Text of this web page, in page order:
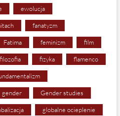
ewolucja
fanatyzm
Fatima feminizm film
filozofia fizyka flamenco
gender Gender studies
globalne ocieplenie